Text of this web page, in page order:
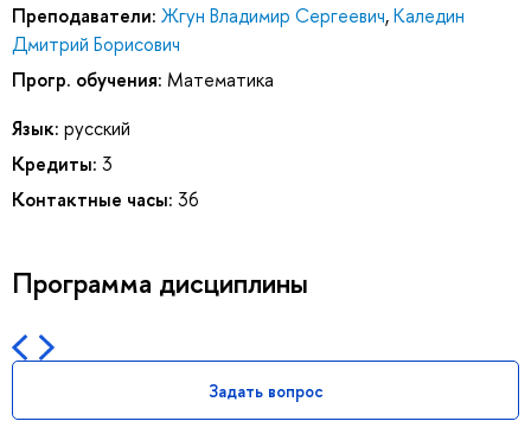
Преподаватели: Жгун Владимир Сергеевич,Каледин
Дмитрий Борисович
Прогр. обучения: Математика
Язык: русский
Кредиты: 3
Контактные часы: 36
Программа дисциплины
Задать вопрос